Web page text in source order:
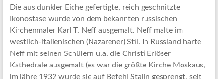
Die aus dunkler Eiche gefertigte, reich geschnitzte
Ikonostase wurde von dem bekannten russischen
Kirchenmaler Karl T. Neff ausgemalt. Neff malte im
westlich-italienischen (Nazarener) Stil. In Russland harte
Neff mit seinen Schülern u.a. die Christi Erlöser
Kathedrale ausgemalt (es war die größte Kirche Moskaus,
im jähre 1932 wurde sie auf Befehl Stalin gesprengt, seit